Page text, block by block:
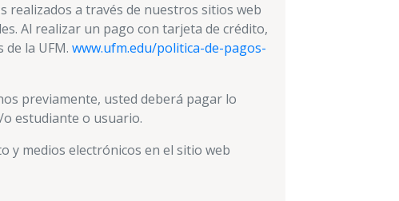
realizados a través de nuestros sitios web
Al realizar un pago con tarjeta de crédito,
la UFM. www.ufm.edu/politica-de-pagos-
previamente, usted deberá pagar lo
estudiante o usuario.
y medios electrónicos en el sitio web